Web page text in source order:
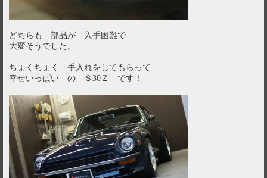
どちらも 部品が 入手困難で
大変そうでした。
ちょくちょく 手入れをしてもらって
幸せいっぱい の Ｓ30Ｚ です！